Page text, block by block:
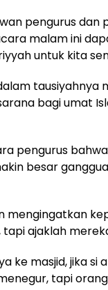
pengurus dan
malam ini
untuk kita
tausiyahnya
bagi umat
pengurus
besar
mengingatkan
ajaklah
ke masjid, jika
tapi